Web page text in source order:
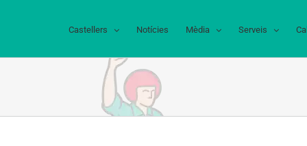
Castellers Notícies Mèdia Serveis